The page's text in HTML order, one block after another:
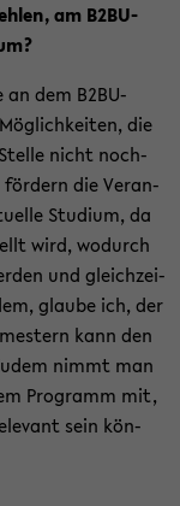
am B2BU-​
dem B2BU-​
die
nicht noch­
die Ver­an­
Stu­di­um, da
wird, wo­durch
und gleich­zei­
glau­be ich, der
kann den
nimmt man
Pro­gramm mit,
sein kön­